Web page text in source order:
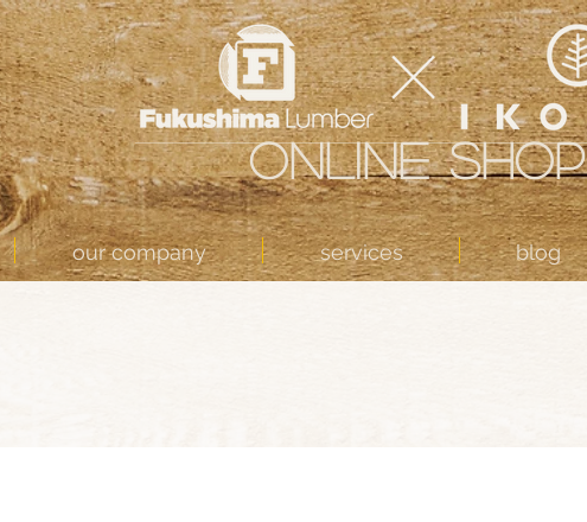
our company services blog
ONLINE SHOP